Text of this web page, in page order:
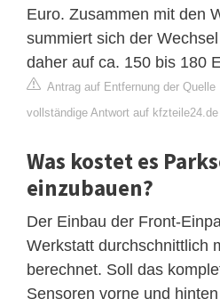
Euro. Zusammen mit den
summiert sich der
daher auf ca. 150 bis 180
Antrag auf Entfernung der Quelle
vollständige Antwort auf
Was kostet es
einzubauen?
Der Einbau der Front-
Werkstatt durchschnittlich
berechnet. Soll das
Sensoren vorne und